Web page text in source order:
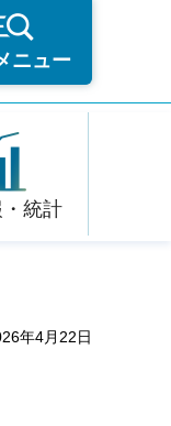
ニュー
統計
年4月22日